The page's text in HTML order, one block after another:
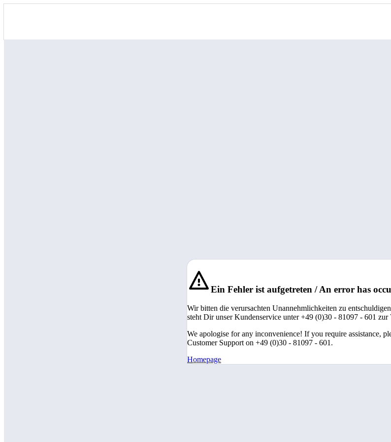
Ein Fehler ist aufgetreten / An error has
Wir bitten die verursachten Unannehmlichkeiten zu
steht Dir unser Kundenservice unter +49 (0)30 - 81097 - 601 zur
We apologise for any inconvenience! If you require assistance,
Customer Support on +49 (0)30 - 81097 - 601.
Homepage